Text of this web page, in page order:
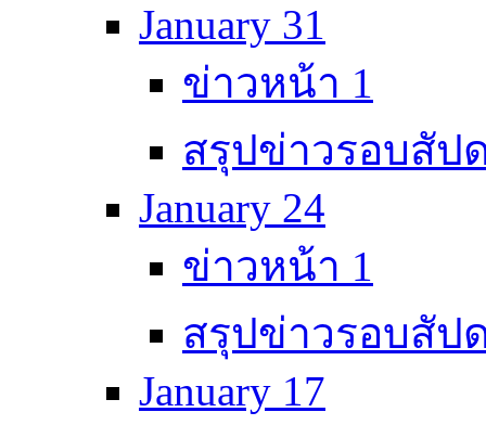
January 31
ข่าวหน้า 1
สรุปข่าวรอบสัป
January 24
ข่าวหน้า 1
สรุปข่าวรอบสัป
January 17